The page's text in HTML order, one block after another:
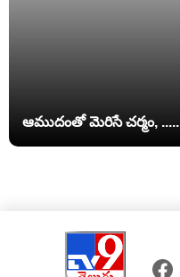
ఆముదంతో మెరిసే చర్మం, .....